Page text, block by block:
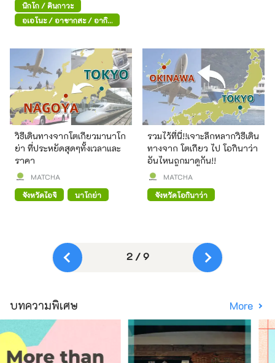
นิกโก / คินุกาวะ
อุเอโนะ / อาซากุสะ / อากิ
ฮาบาระ
วิธีเดินทางจากโตเกียวมานาโก
ย่า ที่ประหยัดสุดๆทั้งเวลาและ
ราคา
MATCHA
จังหวัดไอจิ
นาโกย่า
รวมไว้ที่นี่!!เจาะลึกหลากวิธีเดิน
ทางจาก โตเกียว ไป โอกินาว่า
อันไหนถูกมาดูกัน!!
MATCHA
จังหวัดโอกินาว่า
2 / 9
บทความพิเศษ More